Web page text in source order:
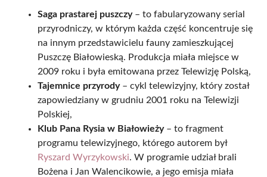
Saga prastarej puszczy– to fabularyzowany serial
przyrodniczy, w którym każda część koncentruje się
na innym przedstawicielu fauny zamieszkującej
Puszczę Białowieską. Produkcja miała miejsce w
2009 roku i była emitowana przez Telewizję Polską,
Tajemnice przyrody– cykl telewizyjny, który został
zapowiedziany w grudniu 2001 roku na Telewizji
Polskiej,
Klub Pana Rysia w Białowieży– to fragment
programu telewizyjnego, którego autorem był
Ryszard Wyrzykowski. W programie udział brali
Bożena i Jan Walencikowie, a jego emisja miała